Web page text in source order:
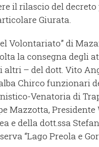
il rilascio del
Giurata.
Volontariato” di
la consegna degli
altri – del dott. Vito
Chirco funzionari
Venatoria di
Mazzotta,
e della dott.ssa
“Lago Preola e